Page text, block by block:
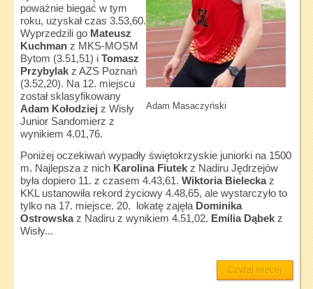
Adam Masaczyński
poważnie biegać w tym
roku, uzyskał czas 3.53,60.
Wyprzedzili go Mateusz
Kuchmanz MKS-MOSM
Bytom (3.51,51) i Tomasz
Przybylakz AZS Poznań
(3.52,20). Na 12. miejscu
został sklasyfikowany
Adam Kołodziej z Wisły
Junior Sandomierz z
wynikiem 4.01,76.
Poniżej oczekiwań wypadły świętokrzyskie juniorki na 1500
m. Najlepsza z nich Karolina Fiutekz Nadiru Jędrzejów
była dopiero 11. z czasem 4.43,61. Wiktoria Bieleckaz
KKL ustanowiła rekord życiowy 4.48,65, ale wystarczyło to
tylko na 17. miejsce. 20. lokatę zajęła Dominika
Ostrowskaz Nadiru z wynikiem 4.51,02. Emilia Dąbekz
Wisły...
Czytaj więcej